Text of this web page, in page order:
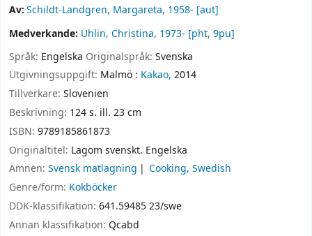
Av:Schildt-Landgren, Margareta, 1958- [aut]
Medverkande: Uhlin, Christina, 1973- [pht, 9pu]
Språk: Engelska Originalspråk: Svenska
Utgivningsuppgift: Malmö : Kakao, 2014
Tillverkare: Slovenien
Beskrivning: 124 s. ill. 23 cm
ISBN: 9789185861873
Originaltitel: Lagom svenskt. Engelska
Ämnen: Svensk matlagning
Cooking, Swedish
Genre/form: Kokböcker
DDK-klassifikation: 641.59485 23/swe
Annan klassifikation: Qcabd